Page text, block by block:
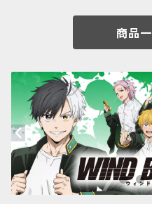
商品